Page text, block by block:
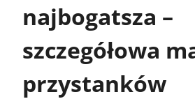
najbogatsza –
szczegółowa
przystanków